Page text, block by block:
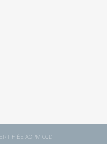
ACPM-OJD